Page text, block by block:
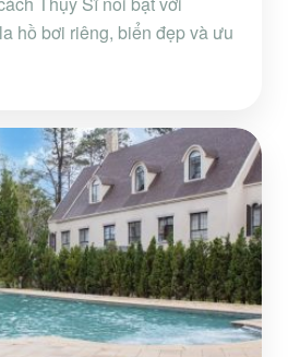
hồ bơi riêng, biển đẹp và ưu